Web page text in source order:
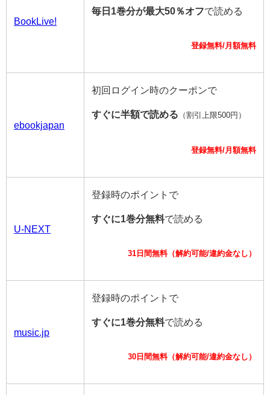
BookLive!
毎日1巻分が最大50％オフで読める
登録無料/月額無料
ebookjapan
初回ログイン時のクーポンで
すぐに半額で読める （割引上限500円）
登録無料/月額無料
U-NEXT
登録時のポイントで
すぐに1巻分無料で読める
31日間無料（解約可能/違約金なし）
music.jp
登録時のポイントで
すぐに1巻分無料で読める
30日間無料（解約可能/違約金なし）